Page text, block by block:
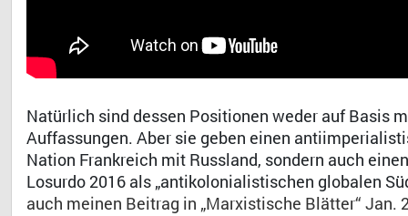
Natürlich sind dessen Positionen weder auf Basis
Auffassungen. Aber sie geben einen
Nation Frankreich mit Russland, sondern auch
Losurdo 2016 als „antikolonialistischen globalen
auch meinen Beitrag in „Marxistische Blätter“ Jan.